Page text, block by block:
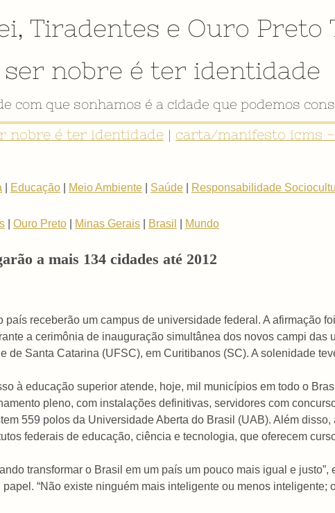
, Tiradentes e Ouro Preto
ser nobre é ter identidade
com que sonhamos é a cidade que podemos
nobre é ter identidade | carta/manifesto icms
Educação Meio Ambiente Saúde Responsabilidade
Ouro Preto Minas Gerais Brasil Mundo
a mais 134 cidades até 2012
receberão um campus de universidade federal. A afirmação
a cerimônia de inauguração simultânea dos novos campi das
de Santa Catarina (UFSC), em Curitibanos (SC). A solenidade
à educação superior atende, hoje, mil municípios em todo o
pleno, com instalações definitivas, servidores com
559 polos da Universidade Aberta do Brasil (UAB). Além disso,
federais de educação, ciência e tecnologia, que oferecem
transformar o Brasil em um país um pouco mais igual e
“Não existe ninguém mais inteligente ou menos inteligente;